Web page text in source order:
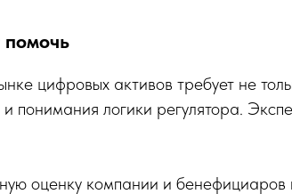
цифровых активов требует не
и понимания логики регулятора.
оценку компании и бенефициаров